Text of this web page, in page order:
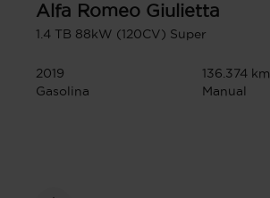
Alfa Romeo Giulietta
1.4 TB 88kW (120CV) Super
2019
136.374 km
Gasolina
Manual